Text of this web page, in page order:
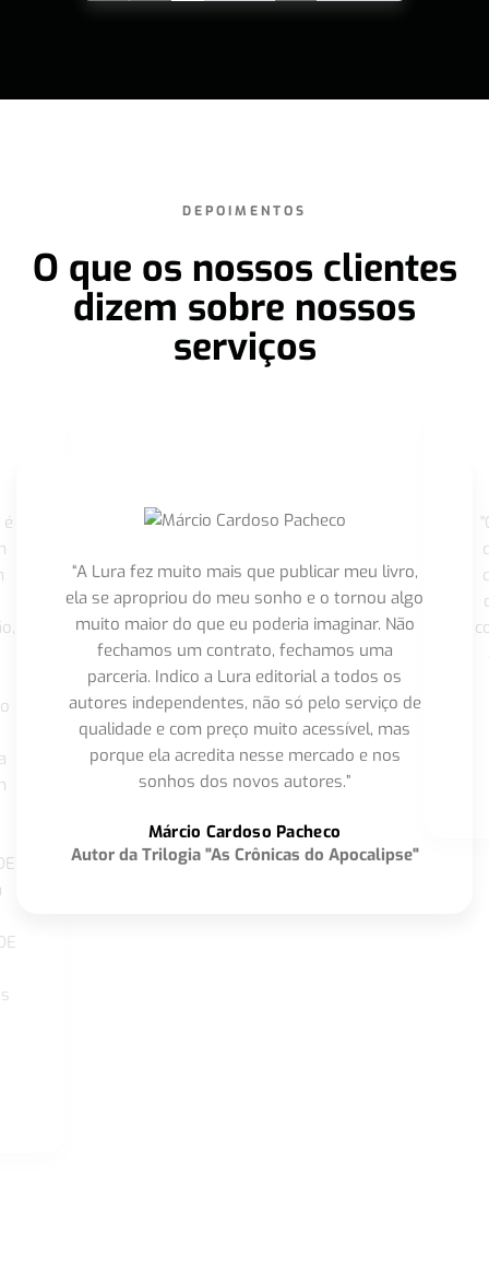
DEPOIMENTOS
O que os nossos clientes
dizem sobre nossos
serviços
“A Lura fez muito mais que publicar meu livro,
ela se apropriou do meu sonho e o tornou algo
muito maior do que eu poderia imaginar. Não
fechamos um contrato, fechamos uma
parceria. Indico a Lura editorial a todos os
autores independentes, não só pelo serviço de
qualidade e com preço muito acessível, mas
porque ela acredita nesse mercado e nos
sonhos dos novos autores.”
Márcio Cardoso Pacheco
Autor da Trilogia "As Crônicas do Apocalipse"